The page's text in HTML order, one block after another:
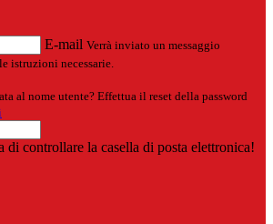
E-mail Verrà inviato un messaggio
istruzioni necessarie.
al nome utente? Effettua il reset della password
di controllare la casella di posta elettronica!